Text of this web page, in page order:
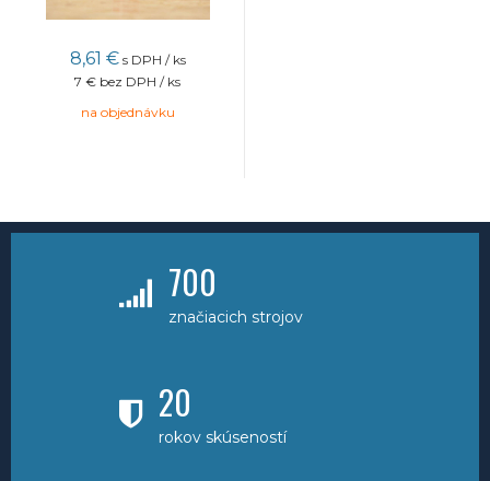
8,61 € s DPH / ks
7 € bez DPH / ks
na objednávku
700
značiacich strojov
20
rokov skúseností